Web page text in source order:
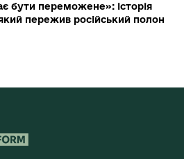
бути переможене»: історія
пережив російський полон